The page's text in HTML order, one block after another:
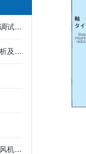
三菱伺服驱动器的系统构成、调试流程、日常维护和常见问题处理
三菱变频器对仪表故障原因分析及解决措施
高转矩启动！三菱变频器助力风机、泵类负载高效运行